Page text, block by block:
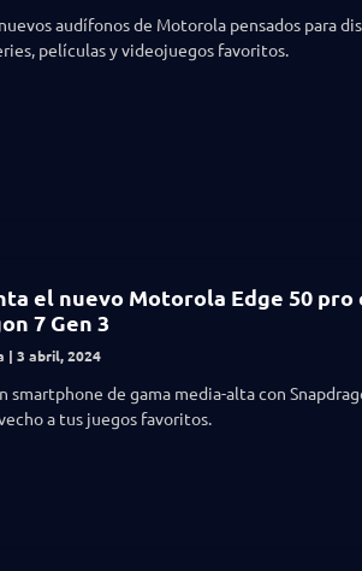
audífonos de Motorola pensados para
películas y videojuegos favoritos.
el nuevo Motorola Edge 50 pro
7 Gen 3
3 abril, 2024
smartphone de gama media-alta con
a tus juegos favoritos.